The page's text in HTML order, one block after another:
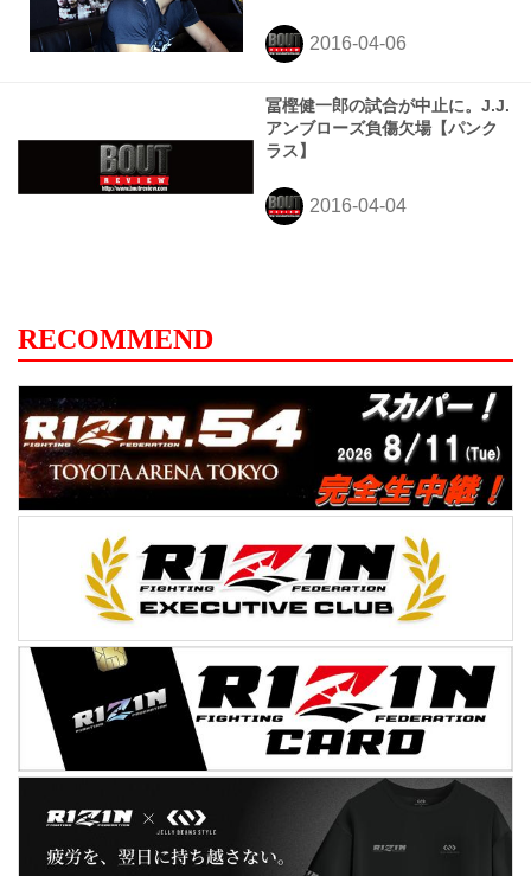
冨樫健一郎の試合が中止に。J.J.
アンブローズ負傷欠場【パンク
ラス】
RECOMMEND